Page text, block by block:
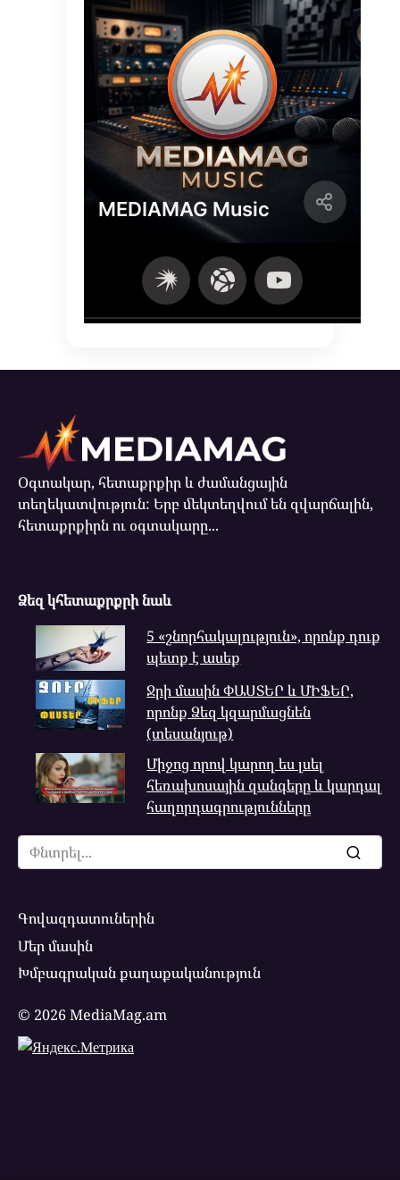
Օգտակար, հետաքրքիր և ժամանցային
տեղեկատվություն: Երբ մեկտեղվում են զվարճալին,
հետաքրքիրն ու օգտակարը...
Ձեզ կհետաքրքրի նաև
5 «շնորհակալություն», որոնք դուք
պետք է ասեք
Ջրի մասին ՓԱՍՏԵՐ և ՄԻՖԵՐ,
որոնք Ձեզ կզարմացնեն
(տեսանյութ)
Միջոց որով կարող ես լսել
հեռախոսային զանգերը և կարդալ
հաղորդագրությունները
Search
for:
Գովազդատուներին
Մեր մասին
Խմբագրական քաղաքականություն
© 2026 MediaMag.am